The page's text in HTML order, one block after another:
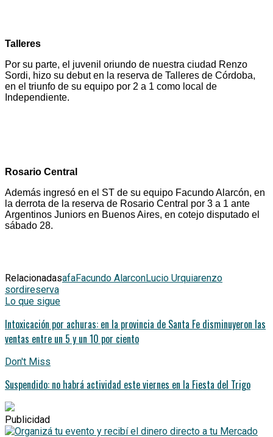
Talleres
Por su parte, el juvenil oriundo de nuestra ciudad Renzo
Sordi, hizo su debut en la reserva de Talleres de Córdoba,
en el triunfo de su equipo por 2 a 1 como local de
Independiente.
Rosario Central
Además ingresó en el ST de su equipo Facundo Alarcón, en
la derrota de la reserva de Rosario Central por 3 a 1 ante
Argentinos Juniors en Buenos Aires, en cotejo disputado el
sábado 28.
RelacionadasafaFacundo AlarconLucio Urquiarenzo
sordireserva
Lo que sigue
Intoxicación por achuras: en la provincia de Santa Fe disminuyeron las
ventas entre un 5 y un 10 por ciento
Don't Miss
Suspendido: no habrá actividad este viernes en la Fiesta del Trigo
Publicidad